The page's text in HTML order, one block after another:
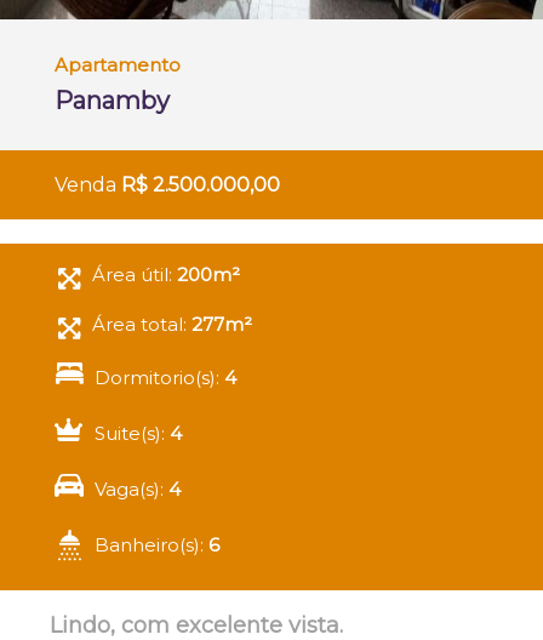
Apartamento
Panamby
Venda R$ 2.500.000,00
Área útil:200m²
Área total:277m²
Dormitorio(s):4
Suite(s):4
Vaga(s):4
Banheiro(s):6
Lindo, com excelente vista.